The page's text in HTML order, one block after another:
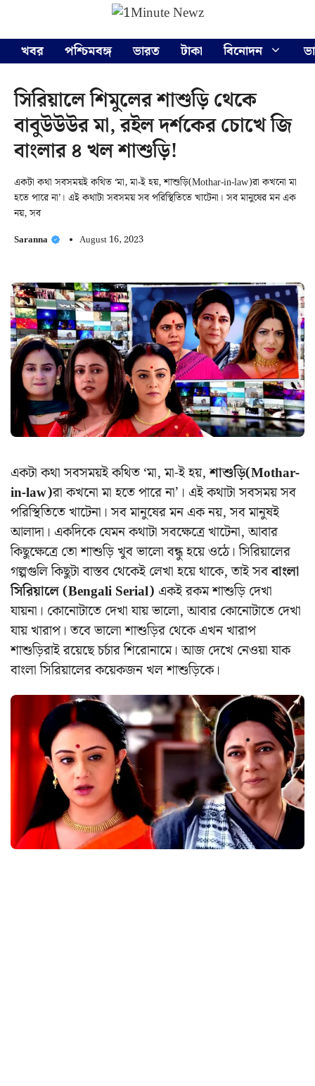
content
খবর
পশ্চিমবঙ্গ ভারত টাকা বিনোদন
সিরিয়ালে শিমুলের শাশুড়ি থেকে
বাবুউউউর মা, রইল দর্শকের চোখে জি
বাংলার ৪ খল শাশুড়ি!
একটা কথা সবসময়ই কথিত ‘মা, মা-ই হয়, শাশুড়ি(Mothar-in-law)রা কখনো মা
হতে পারে না’। এই কথাটা সবসময় সব পরিস্থিতিতে খাটেনা। সব মানুষের মন এক
নয়, সব
Saranna August 16, 2023
একটা কথা সবসময়ই কথিত ‘মা, মা-ই হয়,শাশুড়ি(Mothar-
in-law)রা কখনো মা হতে পারে না’। এই কথাটা সবসময় সব
পরিস্থিতিতে খাটেনা। সব মানুষের মন এক নয়, সব মানুষই
আলাদা। একদিকে যেমন কথাটা সবক্ষেত্রে খাটেনা, আবার
কিছুক্ষেত্রে তো শাশুড়ি খুব ভালো বন্ধু হয়ে ওঠে। সিরিয়ালের
গল্পগুলি কিছুটা বাস্তব থেকেই লেখা হয়ে থাকে, তাই সববাংলা
সিরিয়ালে (Bengali Serial) একই রকম শাশুড়ি দেখা
যায়না। কোনোটাতে দেখা যায় ভালো, আবার কোনোটাতে দেখা
যায় খারাপ। তবে ভালো শাশুড়ির থেকে এখন খারাপ
শাশুড়িরাই রয়েছে চর্চার শিরোনামে। আজ দেখে নেওয়া যাক
বাংলা সিরিয়ালের কয়েকজন খল শাশুড়িকে।